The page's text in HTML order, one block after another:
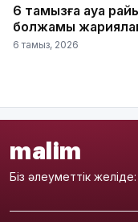
6 тамызға ауа
болжамы
6 тамыз, 2026
malim
Біз әлеуметтік желіде: